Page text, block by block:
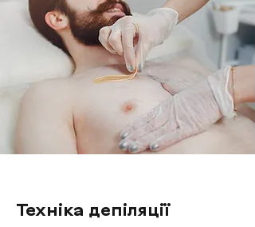
Техніка депіляції